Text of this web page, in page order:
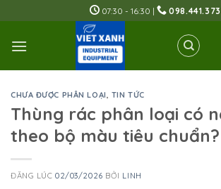
to
content
07:30 - 16:30 |
CHƯA ĐƯỢC PHÂN LOẠI, TIN TỨC
Thùng rác phân loại có
theo bộ màu tiêu chuẩn?
ĐĂNG LÚC02/03/2026 BỞI LINH